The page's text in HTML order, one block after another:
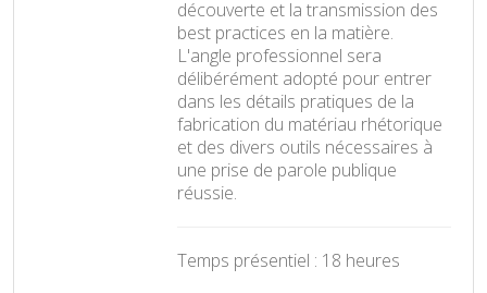
découverte et la transmission des
best practices en la matière.
L'angle professionnel sera
délibérément adopté pour entrer
dans les détails pratiques de la
fabrication du matériau rhétorique
et des divers outils nécessaires à
une prise de parole publique
réussie.
Temps présentiel : 18 heures